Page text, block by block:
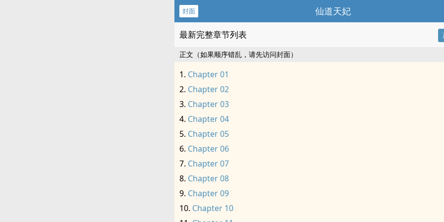
封面 仙道天妃
最新完整章节列表
正文（如果顺序错乱，请先访问封面）
Chapter 01
Chapter 02
Chapter 03
Chapter 04
Chapter 05
Chapter 06
Chapter 07
Chapter 08
Chapter 09
Chapter 10